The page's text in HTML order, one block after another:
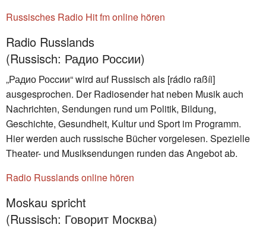
Russisches Radio Hit fm online hören
Radio Russlands
(Russisch: Радио Роccии)
„Радио Роccии“ wird auf Russisch als [rádio raßíi]
ausgesprochen. Der Radiosender hat neben Musik auch
Nachrichten, Sendungen rund um Politik, Bildung,
Geschichte, Gesundheit, Kultur und Sport im Programm.
Hier werden auch russische Bücher vorgelesen. Spezielle
Theater- und Musiksendungen runden das Angebot ab.
Radio Russlands online hören
Moskau spricht
(Russisch: Говорит Моcква)